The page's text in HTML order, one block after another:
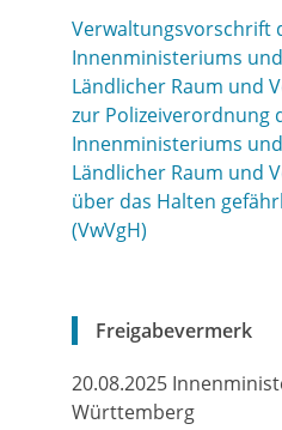
Verwaltungsvorschrift
Innenministeriums
Ländlicher Raum und
zur Polizeiverordnung
Innenministeriums
Ländlicher Raum und
über das Halten
(VwVgH)
Freigabevermerk
20.08.2025
Württemberg